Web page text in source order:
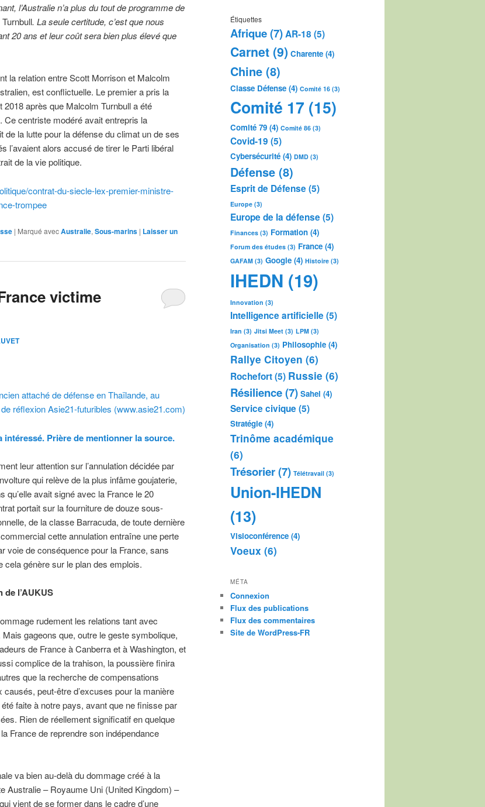
l’Australie n’a plus du tout de programme de
. La seule certitude, c’est que nous
20 ans et leur coût sera bien plus élevé que
la relation entre Scott Morrison et Malcolm
est conflictuelle. Le premier a pris la
après que Malcolm Turnbull a été
Ce centriste modéré avait entrepris la
la lutte pour la défense du climat un de ses
l’avaient alors accusé de tirer le Parti libéral
de la vie politique.
contrat-du-siecle-lex-premier-ministre-
trompee
| Marqué avecAustralie, Sous-marins | Laisser un
victime
attaché de défense en Thaïlande, au
réflexion Asie21-futuribles (www.asie21.com)
Prière de mentionner la source.
leur attention sur l’annulation décidée par
qui relève de la plus infâme goujaterie,
avait signé avec la France le 20
portait sur la fourniture de douze sous-
de la classe Barracuda, de toute dernière
cette annulation entraîne une perte
voie de conséquence pour la France, sans
génère sur le plan des emplois.
l’AUKUS
rudement les relations tant avec
gageons que, outre le geste symbolique,
de France à Canberra et à Washington, et
complice de la trahison, la poussière finira
que la recherche de compensations
peut-être d’excuses pour la manière
faite à notre pays, avant que ne finisse par
Rien de réellement significatif en quelque
France de reprendre son indépendance
va bien au-delà du dommage créé à la
Australie – Royaume Uni (United Kingdom) –
vient de se former dans le cadre d’une
Étiquettes
Afrique(7)AR-18 (5)
Carnet(9) Charente (4)
Chine (8)
Classe Défense (4) Comité 16 (3)
Comité 17 (15)
Comité 79 (4) Comité 86 (3)
Covid-19 (5)
Cybersécurité (4) DMD (3)
Défense (8)
Esprit de Défense (5)
Europe (3)
Europe de la défense (5)
Finances (3) Formation (4)
Forum des études (3) France (4)
GAFAM (3) Google (4) Histoire (3)
IHEDN (19)
Innovation (3)
Intelligence artificielle (5)
Iran (3) Jitsi Meet (3) LPM (3)
Organisation (3) Philosophie (4)
Rallye Citoyen (6)
Rochefort(5) Russie (6)
Résilience(7) Sahel (4)
Service civique (5)
Stratégie (4)
Trinôme académique
(6)
Trésorier(7) Télétravail (3)
Union-IHEDN
(13)
Visioconférence (4)
Voeux (6)
MÉTA
Connexion
Flux des publications
Flux des commentaires
Site de WordPress-FR